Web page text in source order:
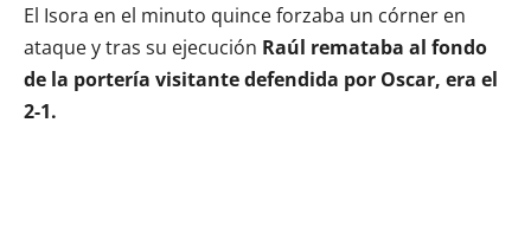
El Isora en el minuto quince forzaba un córner en
ataque y tras su ejecución Raúl remataba al fondo
de la portería visitante defendida por Oscar, era el
2-1.